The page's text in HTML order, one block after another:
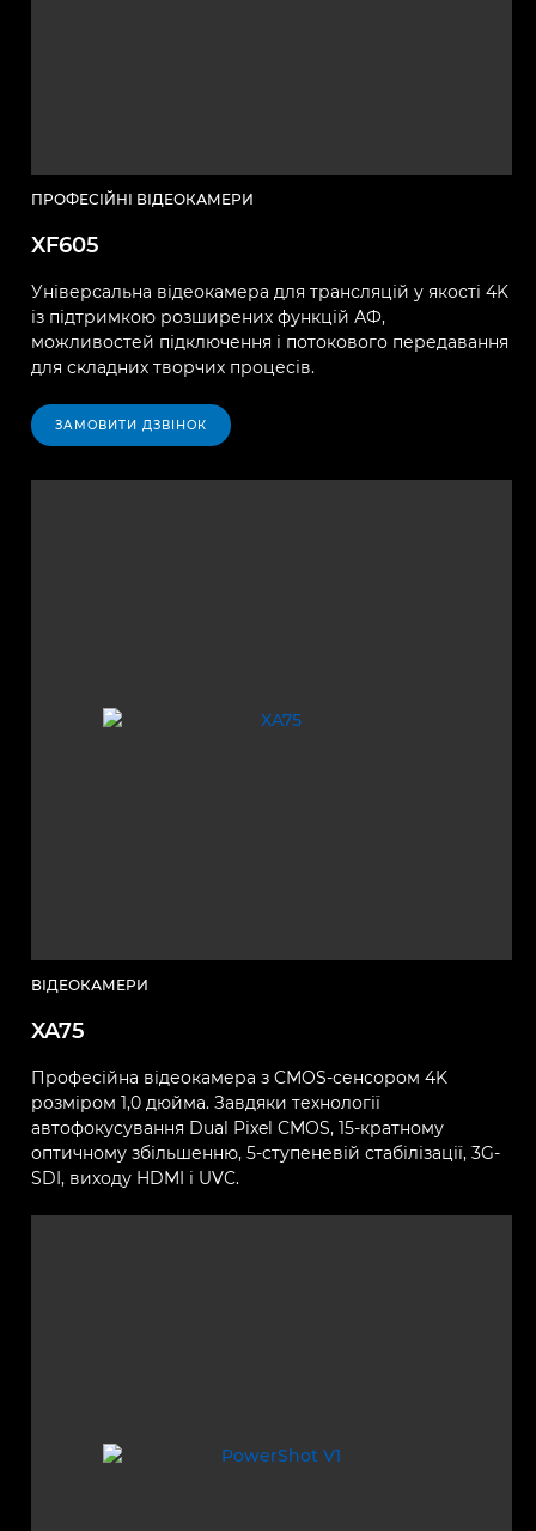
ПРОФЕСІЙНІ ВІДЕОКАМЕРИ
XF605
Універсальна відеокамера для трансляцій у якості 4K
із підтримкою розширених функцій АФ,
можливостей підключення і потокового передавання
для складних творчих процесів.
ЗАМОВИТИ ДЗВІНОК
ВІДЕОКАМЕРИ
XA75
Професійна відеокамера з CMOS-сенсором 4K
розміром 1,0 дюйма. Завдяки технології
автофокусування Dual Pixel CMOS, 15-кратному
оптичному збільшенню, 5-ступеневій стабілізації, 3G-
SDI, виходу HDMI і UVC.